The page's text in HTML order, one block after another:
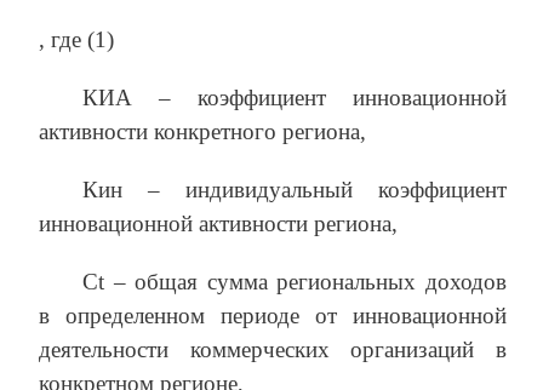
, где (1)
КИА – коэффициент инновационной
активности конкретного региона,
Кин – индивидуальный коэффициент
инновационной активности региона,
Сt – общая сумма региональных доходов
в определенном периоде от инновационной
деятельности коммерческих организаций в
конкретном регионе,